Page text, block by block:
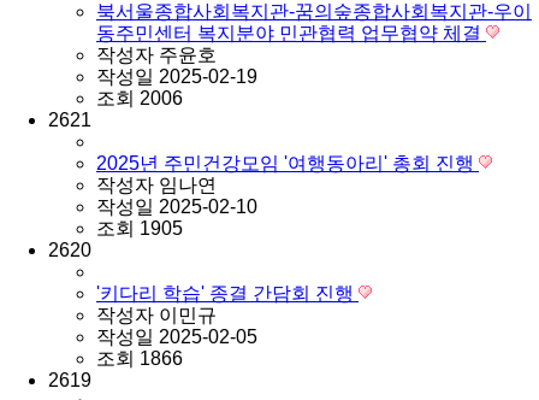
북서울종합사회복지관-꿈의숲종합사회복지관-우이
동주민센터 복지분야 민관협력 업무협약 체결
작성자 주윤호
작성일 2025-02-19
조회 2006
2621
2025년 주민건강모임 '여행동아리' 총회 진행
작성자 임나연
작성일 2025-02-10
조회 1905
2620
'키다리 학습' 종결 간담회 진행
작성자 이민규
작성일 2025-02-05
조회 1866
2619